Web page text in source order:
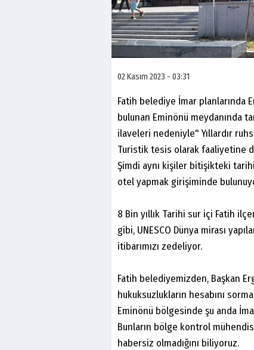
02 Kasım 2023 - 03:31
Fatih belediye İmar planlarında
bulunan Eminönü meydanında
ilaveleri nedeniyle" Yıllardır
Turistik tesis olarak faaliyetine
Şimdi aynı kişiler bitişikteki
otel yapmak girişiminde
8 Bin yıllık Tarihi sur içi Fatih
gibi, UNESCO Dünya mirası
itibarımızı zedeliyor.
Fatih belediyemizden, Başkan
hukuksuzlukların hesabını
Eminönü bölgesinde şu anda
Bunların bölge kontrol
habersiz olmadığını biliyoruz.